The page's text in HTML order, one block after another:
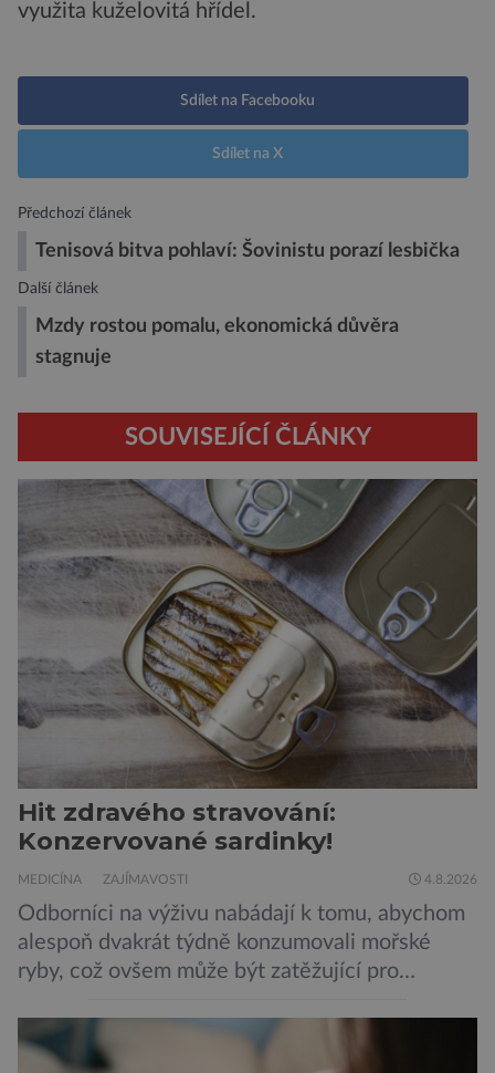
využita kuželovitá hřídel.
Sdílet na Facebooku
Sdílet na X
Předchozí článek
Tenisová bitva pohlaví: Šovinistu porazí lesbička
Další článek
Mzdy rostou pomalu, ekonomická důvěra
stagnuje
SOUVISEJÍCÍ ČLÁNKY
Hit zdravého stravování:
Konzervované sardinky!
MEDICÍNA ZAJÍMAVOSTI 4.8.2026
Odborníci na výživu nabádají k tomu, abychom
alespoň dvakrát týdně konzumovali mořské
ryby, což ovšem může být zatěžující pro
doporučení se nyní staly konzervované
sardinky, které si může dovolit opravdu každý